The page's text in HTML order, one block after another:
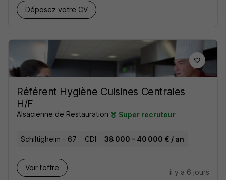
Déposez votre CV
Référent Hygiène Cuisines Centrales
H/F
Alsacienne de Restauration Super recruteur
Schiltigheim - 67 CDI 38 000 - 40 000 € / an
Voir l’offre
il y a 6 jours